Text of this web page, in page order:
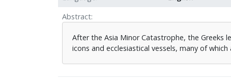
Abstract
After the Asia Minor Catastrophe, the Greeks
icons and ecclesiastical vessels, many of